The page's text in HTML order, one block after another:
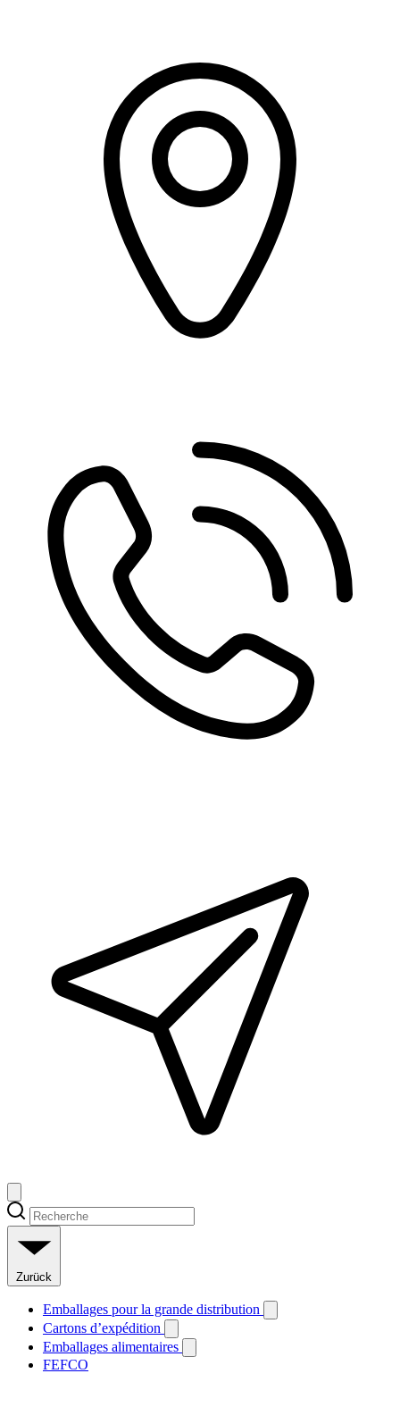
Zurück
Emballages pour la grande distribution
Cartons d’expédition
Emballages alimentaires
FEFCO